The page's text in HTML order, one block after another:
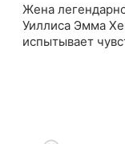
Жена
Уиллиса Эмма
испытывает